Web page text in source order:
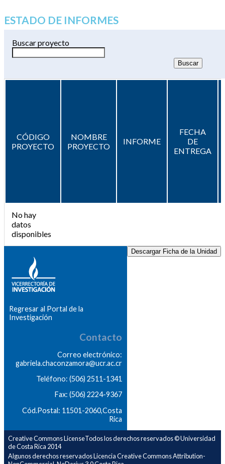
ESTADO DE INFORMES
Buscar proyecto
CÓDIGO
PROYECTO
NOMBRE
PROYECTO
INFORME
FECHA
DE
ENTREGA
No hay
datos
disponibles
Descargar Ficha de la Unidad
Regresar al Portal de la
Investigación
Contacto
Correo electrónico:
gabriela.chaconzamora@ucr.ac.cr
Teléfono: (506) 2511-1341
Fax: (506) 2224-9367
Cód.Postal: 11501-2060,Costa
Rica
Creative Commons LicenseTodos los derechos reservados © Universidad
de Costa Rica 2014
Algunos derechos reservados Licencia Creative Commons Attribution-